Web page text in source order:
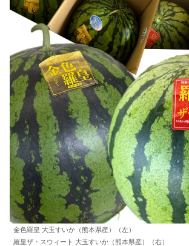
金色羅皇 大玉すいか（熊本県産）（左）
羅皇ザ・スウィート 大玉すいか（熊本県産）（右）